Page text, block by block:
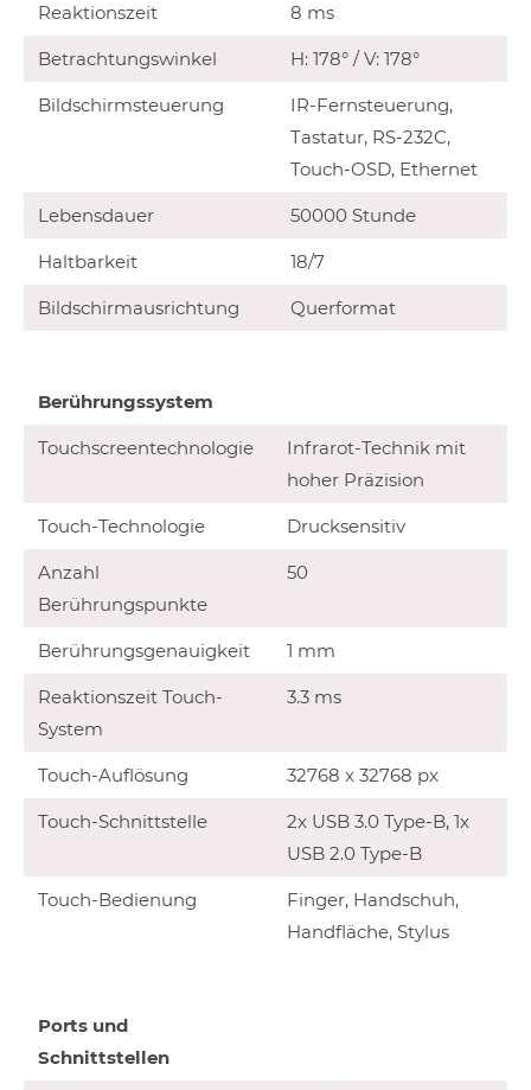
Reaktionszeit 8 ms
Betrachtungswinkel H: 178° / V: 178°
Bildschirmsteuerung
IR-Fernsteuerung,
Tastatur, RS-232C,
Touch-OSD, Ethernet
Lebensdauer 50000 Stunde
Haltbarkeit 18/7
Bildschirmausrichtung Querformat
Berührungssystem
Touchscreentechnologie
Infrarot-Technik mit
hoher Präzision
Touch-Technologie Drucksensitiv
Anzahl
Berührungspunkte
50
Berührungsgenauigkeit 1 mm
Reaktionszeit Touch-
System
3.3 ms
Touch-Auflösung 32768 x 32768 px
Touch-Schnittstelle
2x USB 3.0 Type-B, 1x
USB 2.0 Type-B
Touch-Bedienung
Finger, Handschuh,
Handfläche, Stylus
Ports und
Schnittstellen